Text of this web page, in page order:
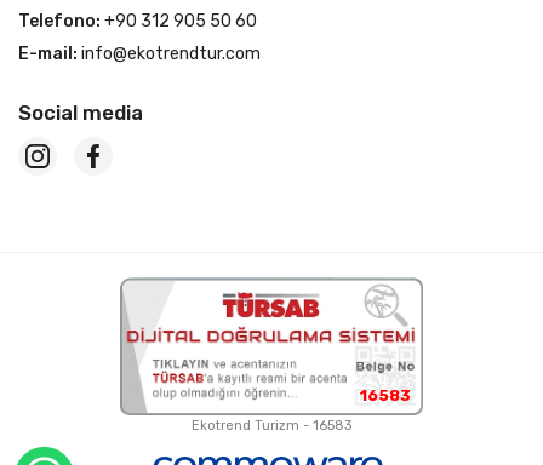
Telefono: +90 312 905 50 60
E-mail: info@ekotrendtur.com
Social media
16583
Ekotrend Turizm - 16583